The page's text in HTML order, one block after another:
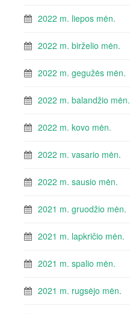
2022 m. liepos mėn.
2022 m. birželio mėn.
2022 m. gegužės mėn.
2022 m. balandžio mėn.
2022 m. kovo mėn.
2022 m. vasario mėn.
2022 m. sausio mėn.
2021 m. gruodžio mėn.
2021 m. lapkričio mėn.
2021 m. spalio mėn.
2021 m. rugsėjo mėn.